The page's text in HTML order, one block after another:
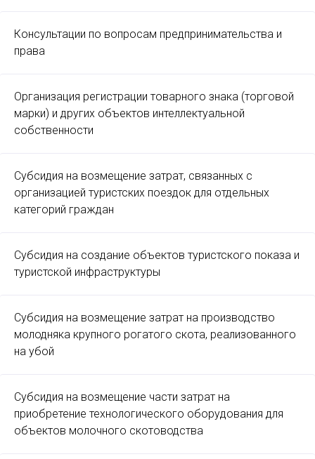
Консультации по вопросам предпринимательства и
права
Организация регистрации товарного знака (торговой
марки) и других объектов интеллектуальной
собственности
Субсидия на возмещение затрат, связанных с
организацией туристских поездок для отдельных
категорий граждан
Субсидия на создание объектов туристского показа и
туристской инфраструктуры
Субсидия на возмещение затрат на производство
молодняка крупного рогатого скота, реализованного
на убой
Субсидия на возмещение части затрат на
приобретение технологического оборудования для
объектов молочного скотоводства